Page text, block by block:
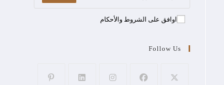
اوافق على الشروط والأحكام
Follow Us